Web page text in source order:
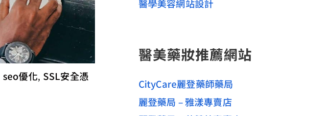
seo優化, SSL安全憑
醫學美容網站設計
醫美藥妝推薦網站
CityCare麗登藥師藥局
麗登藥局 – 雅漾專賣店